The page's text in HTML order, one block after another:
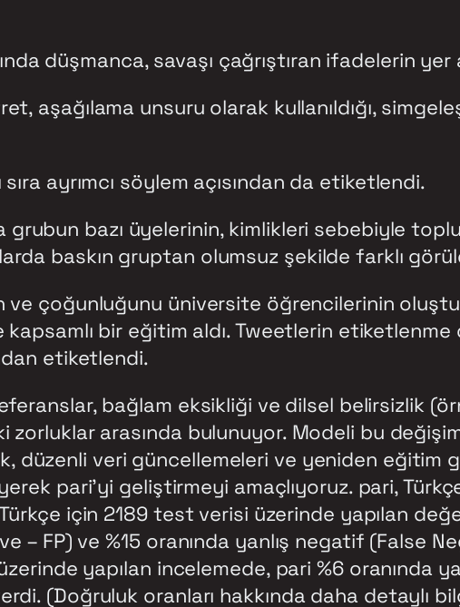
düşmanca, savaşı çağrıştıran ifadelerin yer
aşağılama unsuru olarak kullanıldığı,
ayrımcı söylem açısından da etiketlendi.
grubun bazı üyelerinin, kimlikleri sebebiyle
baskın gruptan olumsuz şekilde farklı
ve çoğunluğunu üniversite öğrencilerinin
bir eğitim aldı. Tweetlerin etiketlenme
etiketlendi.
bağlam eksikliği ve dilsel belirsizlik
zorluklar arasında bulunuyor. Modeli bu
düzenli veri güncellemeleri ve yeniden eğitim
pari’yi geliştirmeyi amaçlıyoruz. pari,
için 2189 test verisi üzerinde yapılan
– FP) ve %15 oranında yanlış negatif (False
yapılan incelemede, pari %6 oranında
(Doğruluk oranları hakkında daha detaylı